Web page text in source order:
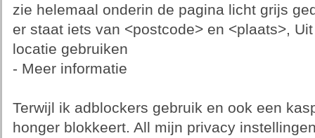
zie helemaal onderin de pagina licht grijs
er staat iets van <postcode> en <plaats>,
locatie gebruiken
- Meer informatie
Terwijl ik adblockers gebruik en ook een
honger blokkeert. All mijn privacy